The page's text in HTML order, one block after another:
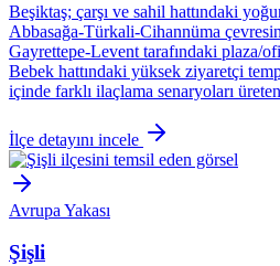
Beşiktaş; çarşı ve sahil hattındaki
Abbasağa-Türkali-Cihannüma
Gayrettepe-Levent tarafındaki plaza/
Bebek hattındaki yüksek ziyaretçi
içinde farklı ilaçlama senaryoları
İlçe detayını incele
Avrupa Yakası
Şişli